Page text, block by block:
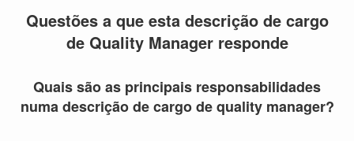
Questões a que esta descrição de cargo
de Quality Manager responde
Quais são as principais responsabilidades
numa descrição de cargo de quality manager?